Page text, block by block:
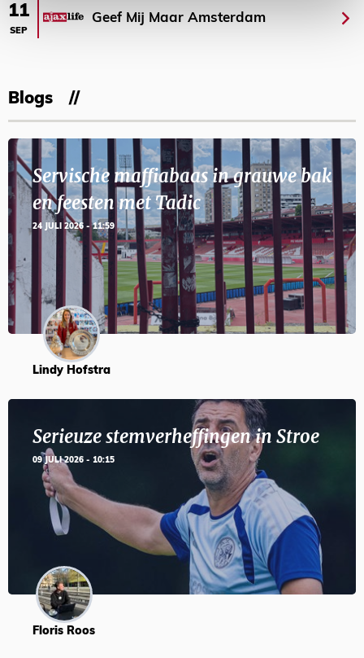
11
SEP
Geef Mij Maar Amsterdam
Blogs
Servische maffiabaas in grauwe bak
en feesten met Tadic
24 JULI 2026 - 11:59
Lindy Hofstra
Serieuze stemverheffingen in Stroe
09 JULI 2026 - 10:15
Floris Roos